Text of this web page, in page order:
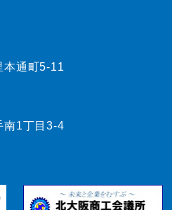
本通町5-11
南1丁目3-4